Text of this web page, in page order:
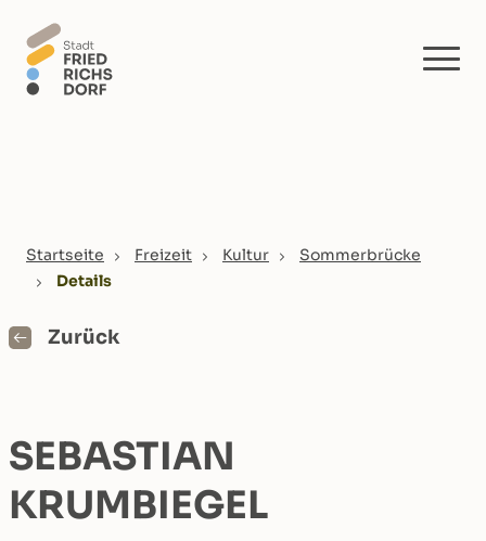
You are here:
Startseite Freizeit Kultur
Sommerbrücke
Details
Zurück
SEBASTIAN
KRUMBIEGEL